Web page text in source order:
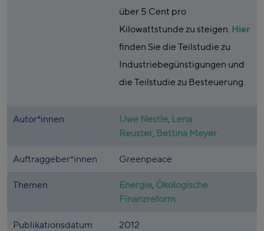
über 5 Cent pro
Kilowattstunde zu steigen. Hier
finden Sie die Teilstudie zu
Industriebegünstigungen und
die Teilstudie zu Besteuerung.
Autor*innen Uwe Nestle, Lena
Reuster, Bettina Meyer
Auftraggeber*innen Greenpeace
Themen Energie, Ökologische
Finanzreform
Publikationsdatum 2012